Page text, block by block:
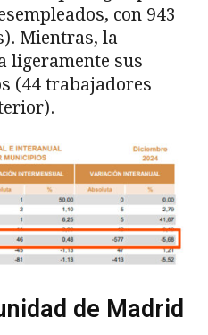
con 943
Mientras, la
ligeramente sus
(44 trabajadores
de Madrid